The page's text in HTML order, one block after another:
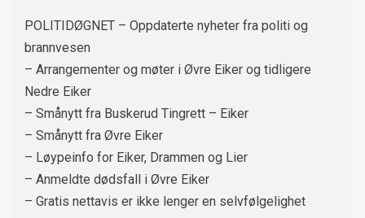
POLITIDØGNET – Oppdaterte nyheter fra politi og
brannvesen
– Arrangementer og møter i Øvre Eiker og tidligere
Nedre Eiker
– Smånytt fra Buskerud Tingrett – Eiker
– Smånytt fra Øvre Eiker
– Løypeinfo for Eiker, Drammen og Lier
– Anmeldte dødsfall i Øvre Eiker
– Gratis nettavis er ikke lenger en selvfølgelighet